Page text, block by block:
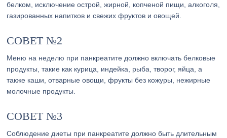
белком, исключение острой, жирной, копченой пищи, алкоголя,
газированных напитков и свежих фруктов и овощей.
СОВЕТ №2
Меню на неделю при панкреатите должно включать белковые
продукты, такие как курица, индейка, рыба, творог, яйца, а
также каши, отварные овощи, фрукты без кожуры, нежирные
молочные продукты.
СОВЕТ №3
Соблюдение диеты при панкреатите должно быть длительным